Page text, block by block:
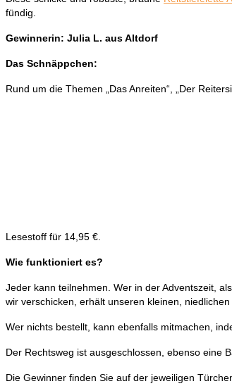
fündig.
Gewinnerin: Julia L. aus Altdorf
Das Schnäppchen:
Rund um die Themen „Das Anreiten“, „Der
Lesestoff für 14,95 €.
Wie funktioniert es?
Jeder kann teilnehmen. Wer in der Adventszeit,
wir verschicken, erhält unseren kleinen,
Wer nichts bestellt, kann ebenfalls mitmachen,
Der Rechtsweg ist ausgeschlossen, ebenso eine
Die Gewinner finden Sie auf der jeweiligen